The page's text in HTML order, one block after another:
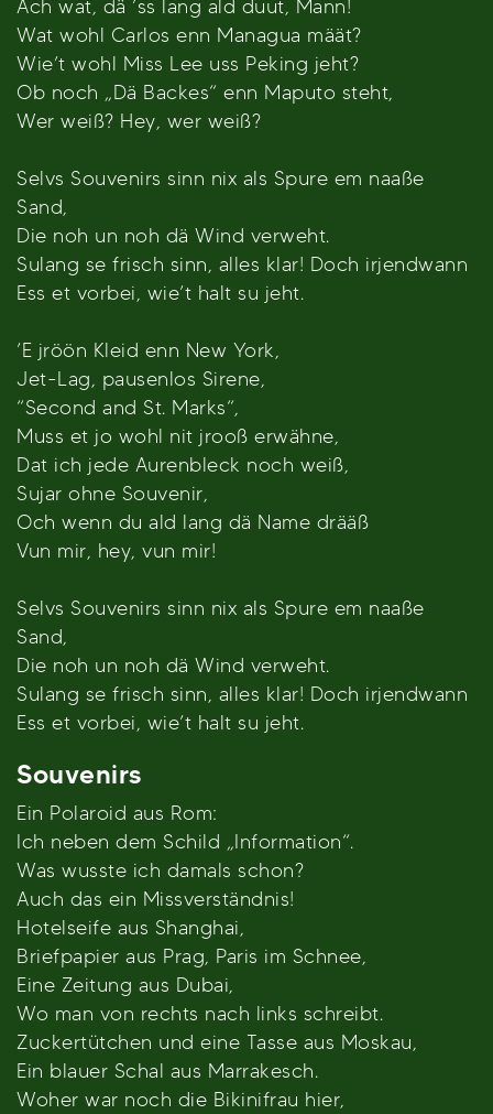
Ach wat, dä ’ss lang ald duut, Mann!
Wat wohl Carlos enn Managua määt?
Wie’t wohl Miss Lee uss Peking jeht?
Ob noch „Dä Backes“ enn Maputo steht,
Wer weiß? Hey, wer weiß?
Selvs Souvenirs sinn nix als Spure em naaße
Sand,
Die noh un noh dä Wind verweht.
Sulang se frisch sinn, alles klar! Doch irjendwann
Ess et vorbei, wie’t halt su jeht.
’E jröön Kleid enn New York,
Jet-Lag, pausenlos Sirene,
“Second and St. Marks“,
Muss et jo wohl nit jrooß erwähne,
Dat ich jede Aurenbleck noch weiß,
Sujar ohne Souvenir,
Och wenn du ald lang dä Name drääß
Vun mir, hey, vun mir!
Selvs Souvenirs sinn nix als Spure em naaße
Sand,
Die noh un noh dä Wind verweht.
Sulang se frisch sinn, alles klar! Doch irjendwann
Ess et vorbei, wie’t halt su jeht.
Souvenirs
Ein Polaroid aus Rom:
Ich neben dem Schild „Information“.
Was wusste ich damals schon?
Auch das ein Missverständnis!
Hotelseife aus Shanghai,
Briefpapier aus Prag, Paris im Schnee,
Eine Zeitung aus Dubai,
Wo man von rechts nach links schreibt.
Zuckertütchen und eine Tasse aus Moskau,
Ein blauer Schal aus Marrakesch.
Woher war noch die Bikinifrau hier,